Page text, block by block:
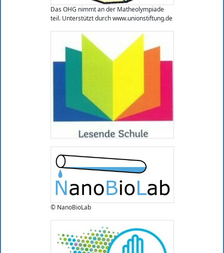
Das OHG nimmt an der Matheolympiade
teil. Unterstützt durch www.unionstiftung.de
© NanoBioLab